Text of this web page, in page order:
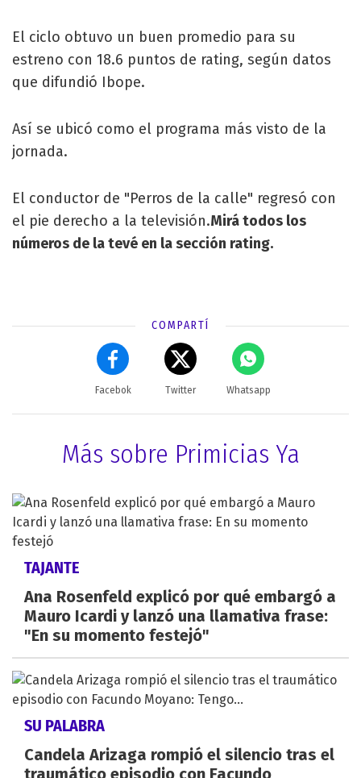
El ciclo obtuvo un buen promedio para su
estreno con 18.6 puntos de rating, según datos
que difundió Ibope.
Así se ubicó como el programa más visto de la
jornada.
El conductor de "Perros de la calle" regresó con
el pie derecho a la televisión.Mirá todos los
números de la tevé en la sección rating.
COMPARTÍ
Facebok Twitter Whatsapp
Más sobre Primicias Ya
TAJANTE
Ana Rosenfeld explicó por qué embargó a
Mauro Icardi y lanzó una llamativa frase:
"En su momento festejó"
SU PALABRA
Candela Arizaga rompió el silencio tras el
traumático episodio con Facundo